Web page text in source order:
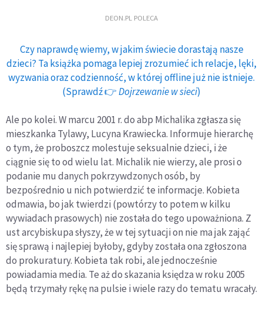
DEON.PL POLECA
Czy naprawdę wiemy, w jakim świecie dorastają nasze
dzieci? Ta książka pomaga lepiej zrozumieć ich relacje, lęki,
wyzwania oraz codzienność, w której offline już nie istnieje.
(Sprawdź 👉Dojrzewanie w sieci)
Ale po kolei. W marcu 2001 r. do abp Michalika zgłasza się
mieszkanka Tylawy, Lucyna Krawiecka. Informuje hierarchę
o tym, że proboszcz molestuje seksualnie dzieci, i że
ciągnie się to od wielu lat. Michalik nie wierzy, ale prosi o
podanie mu danych pokrzywdzonych osób, by
bezpośrednio u nich potwierdzić te informacje. Kobieta
odmawia, bo jak twierdzi (powtórzy to potem w kilku
wywiadach prasowych) nie została do tego upoważniona. Z
ust arcybiskupa słyszy, że w tej sytuacji on nie ma jak zająć
się sprawą i najlepiej byłoby, gdyby została ona zgłoszona
do prokuratury. Kobieta tak robi, ale jednocześnie
powiadamia media. Te aż do skazania księdza w roku 2005
będą trzymały rękę na pulsie i wiele razy do tematu wracały.